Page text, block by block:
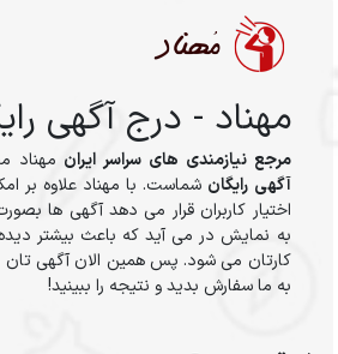
مهناد - درج آگهی
مرجع نیازمندی های سراسر ایران مهناد
آگهی رایگان شماست. با مهناد علاوه بر
اختیار کاربران قرار می دهد آگهی ها
به نمایش در می آید که باعث بیشتر
کارتان می شود. پس همین الان آگهی
به ما سفارش بدید و نتیجه را ببینید!